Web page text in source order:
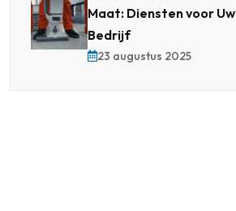
Maat: Diensten voor Uw
Bedrijf
23 augustus 2025